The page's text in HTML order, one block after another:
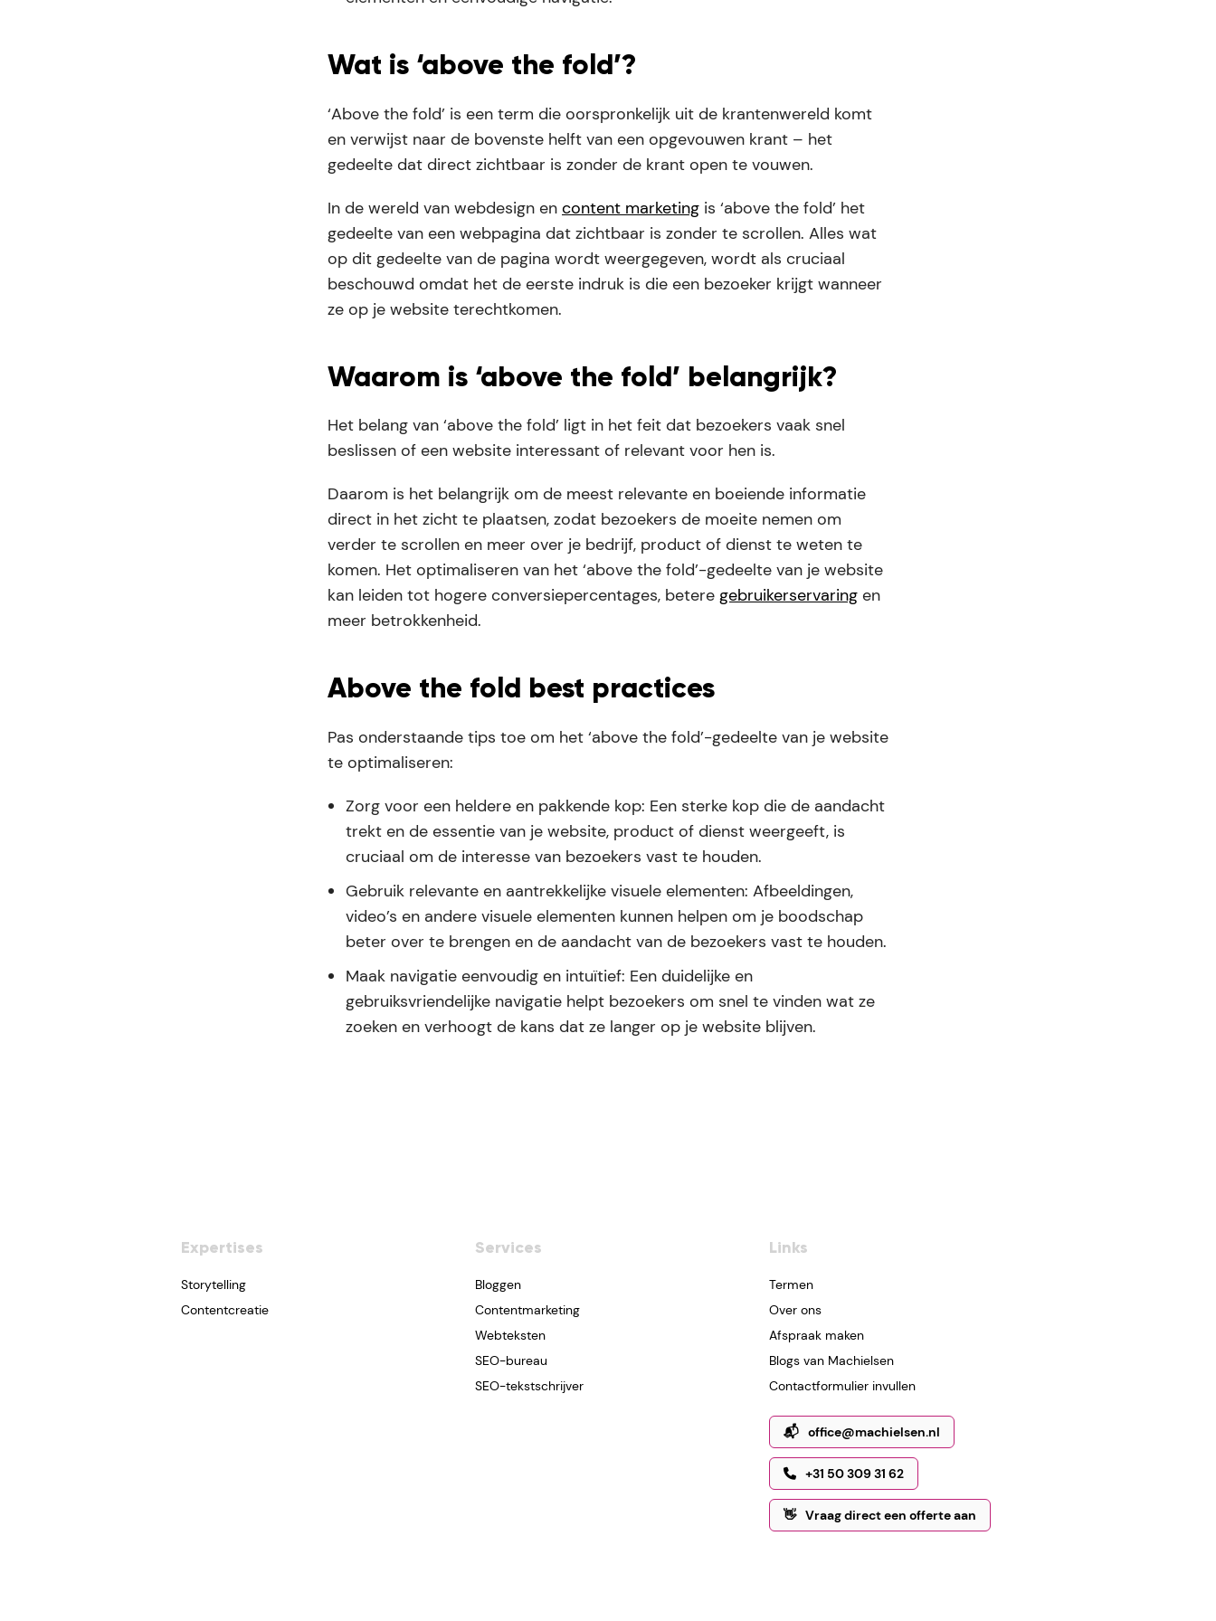
Wat is ‘above the fold’?
‘Above the fold’ is een term die oorspronkelijk uit de krantenwereld komt
en verwijst naar de bovenste helft van een opgevouwen krant – het
gedeelte dat direct zichtbaar is zonder de krant open te vouwen.
In de wereld van webdesign en content marketing is ‘above the fold’ het
gedeelte van een webpagina dat zichtbaar is zonder te scrollen. Alles wat
op dit gedeelte van de pagina wordt weergegeven, wordt als cruciaal
beschouwd omdat het de eerste indruk is die een bezoeker krijgt wanneer
ze op je website terechtkomen.
Waarom is ‘above the fold’ belangrijk?
Het belang van ‘above the fold’ ligt in het feit dat bezoekers vaak snel
beslissen of een website interessant of relevant voor hen is.
Daarom is het belangrijk om de meest relevante en boeiende informatie
direct in het zicht te plaatsen, zodat bezoekers de moeite nemen om
verder te scrollen en meer over je bedrijf, product of dienst te weten te
komen. Het optimaliseren van het ‘above the fold’-gedeelte van je website
kan leiden tot hogere conversiepercentages, betere gebruikerservaring en
meer betrokkenheid.
Above the fold best practices
Pas onderstaande tips toe om het ‘above the fold’-gedeelte van je website
te optimaliseren:
Zorg voor een heldere en pakkende kop: Een sterke kop die de aandacht
trekt en de essentie van je website, product of dienst weergeeft, is
cruciaal om de interesse van bezoekers vast te houden.
Gebruik relevante en aantrekkelijke visuele elementen: Afbeeldingen,
video’s en andere visuele elementen kunnen helpen om je boodschap
beter over te brengen en de aandacht van de bezoekers vast te houden.
Maak navigatie eenvoudig en intuïtief: Een duidelijke en
gebruiksvriendelijke navigatie helpt bezoekers om snel te vinden wat ze
zoeken en verhoogt de kans dat ze langer op je website blijven.
Expertises
Storytelling
Contentcreatie
Services
Bloggen
Contentmarketing
Webteksten
SEO-bureau
SEO-tekstschrijver
Links
Termen
Over ons
Afspraak maken
Blogs van Machielsen
Contactformulier invullen
📬 office@machielsen.nl
+31 50 309 31 62
👋 Vraag direct een offerte aan